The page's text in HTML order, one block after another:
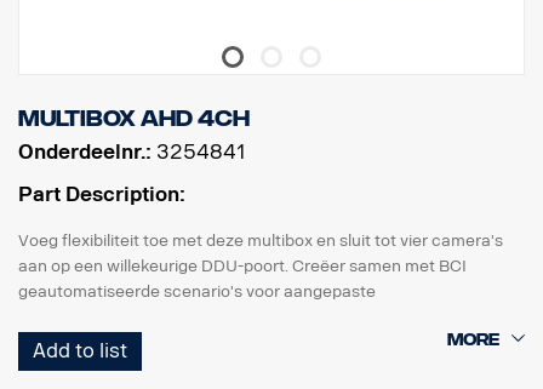
Multibox AHD 4CH
Onderdeelnr.: 3254841
Part Description:
Voeg flexibiliteit toe met deze multibox en sluit tot vier camera's
aan op een willekeurige DDU-poort. Creëer samen met BCI
geautomatiseerde scenario's voor aangepaste
Aansluiten op DDU of losse monitor van 10" 3254867
Add to list